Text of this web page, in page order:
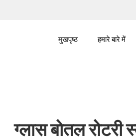
मुखपृष्ठ हमारे बारे में
ग्लास बोतल रोटरी